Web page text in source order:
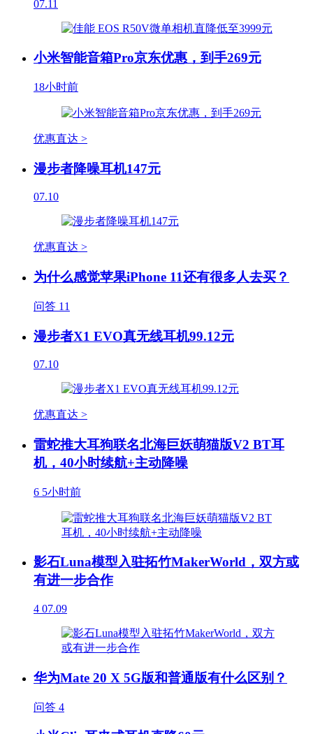
07.11
小米智能音箱Pro京东优惠，到手269元
18小时前
优惠直达 >
漫步者降噪耳机147元
07.10
优惠直达 >
为什么感觉苹果iPhone 11还有很多人去买？
问答 11
漫步者X1 EVO真无线耳机99.12元
07.10
优惠直达 >
雷蛇推大耳狗联名北海巨妖萌猫版V2 BT耳
机，40小时续航+主动降噪
6 5小时前
影石Luna模型入驻拓竹MakerWorld，双方或
有进一步合作
4 07.09
华为Mate 20 X 5G版和普通版有什么区别？
问答 4